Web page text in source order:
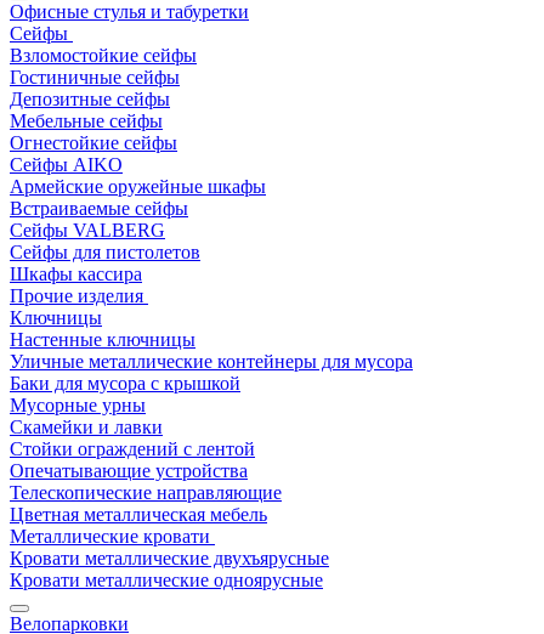
Офисные стулья и табуретки
Сейфы
Взломостойкие сейфы
Гостиничные сейфы
Депозитные сейфы
Мебельные сейфы
Огнестойкие сейфы
Сейфы AIKO
Армейские оружейные шкафы
Встраиваемые сейфы
Сейфы VALBERG
Сейфы для пистолетов
Шкафы кассира
Прочие изделия
Ключницы
Настенные ключницы
Уличные металлические контейнеры для мусора
Баки для мусора с крышкой
Мусорные урны
Скамейки и лавки
Стойки ограждений с лентой
Опечатывающие устройства
Телескопические направляющие
Цветная металлическая мебель
Металлические кровати
Кровати металлические двухъярусные
Кровати металлические одноярусные
Велопарковки